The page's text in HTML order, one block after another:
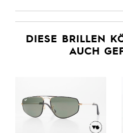
DIESE BRILLEN
AUCH